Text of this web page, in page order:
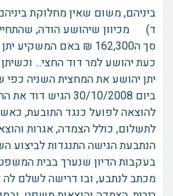
ביניהם, משום שאין מחלוקת
ד) מכיוון שיהושע הודה,
יתן יהושע את המחצית השניה כפי
ביום 30/10/2008
להוצאה לפועל כנגד התובעת,
לתשלום, כולל הצמדה, אגרות והוצאות
הנתבעת הגישה התנגדות לביצוע
מכתב לנתבע, ובו דרישה לשלם לה